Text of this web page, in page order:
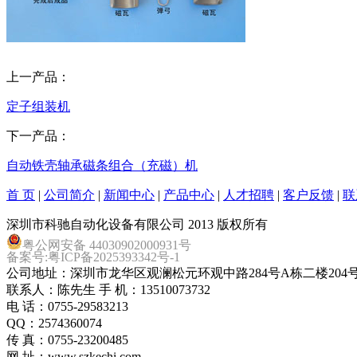
上一产品：
定子组装机
下一产品：
自动铁壳轴承磁条组合（充磁）机
首 页 公司简介 新闻中心 产品中心 人才招聘 客户反馈
深圳市科驰自动化设备有限公司 2013 版权所有
粤公网安备 44030902000931号
备案号:粤ICP备2025393342号-1
公司地址：深圳市龙华区观澜松元环观中路284号A栋二楼204
联系人：陈先生 手 机：13510073732
电 话：0755-29583213
QQ：2574360074
传 真：0755-23200485